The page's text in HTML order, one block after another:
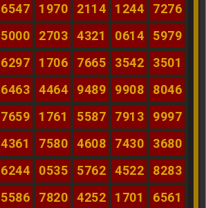
6547 1970 2114 1244
7276
5000 2703 4321 0614
5979
6297 1706 7665 3542
3501
6463 4464 9489 9908
8046
7659 1761 5587 7913
9997
4361 7580 4608 7430
3680
6244 0535 5762 4522
8283
5586 7820 4252 1701
6561